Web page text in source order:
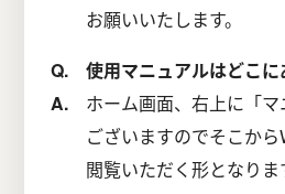
お願いいたします。
使用マニュアルはどこに
ホーム画面、右上に「
ございますのでそこか
閲覧いただく形となりま